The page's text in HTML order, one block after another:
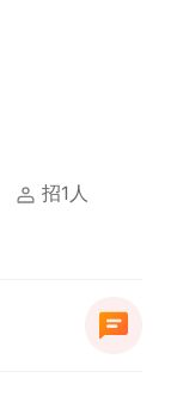
招1人